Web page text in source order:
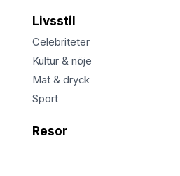
Livsstil
Celebriteter
Kultur & nöje
Mat & dryck
Sport
Resor